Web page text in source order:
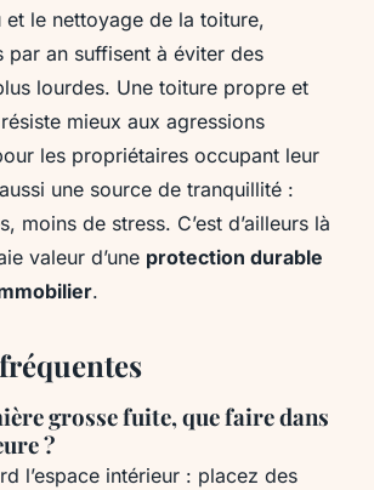
et le nettoyage de la toiture,
par an suffisent à éviter des
lourdes. Une toiture propre et
mieux aux agressions
les propriétaires occupant leur
une source de tranquillité :
moins de stress. C’est d’ailleurs là
valeur d’une protection durable
.
grosse fuite, que faire dans
?
l’espace intérieur : placez des